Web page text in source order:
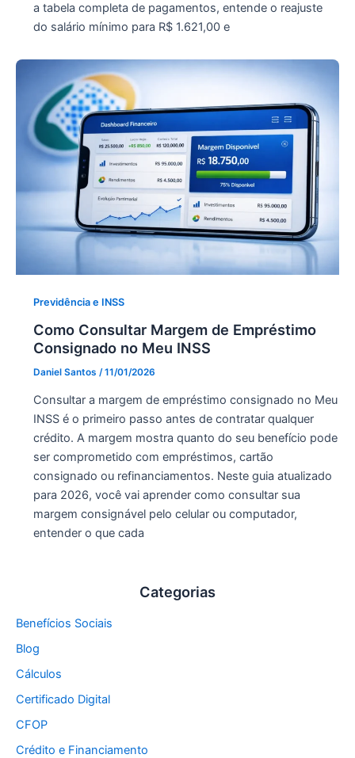
a tabela completa de pagamentos, entende o reajuste
do salário mínimo para R$ 1.621,00 e
Previdência e INSS
Como Consultar Margem de Empréstimo
Consignado no Meu INSS
Daniel Santos /11/01/2026
Consultar a margem de empréstimo consignado no Meu
INSS é o primeiro passo antes de contratar qualquer
crédito. A margem mostra quanto do seu benefício pode
ser comprometido com empréstimos, cartão
consignado ou refinanciamentos. Neste guia atualizado
para 2026, você vai aprender como consultar sua
margem consignável pelo celular ou computador,
entender o que cada
Categorias
Benefícios Sociais
Blog
Cálculos
Certificado Digital
CFOP
Crédito e Financiamento